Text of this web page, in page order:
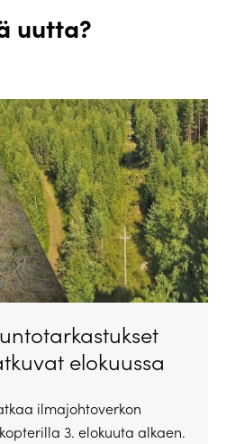
uutta?
elokuussa
ilmajohtoverkon
3. elokuuta alkaen.